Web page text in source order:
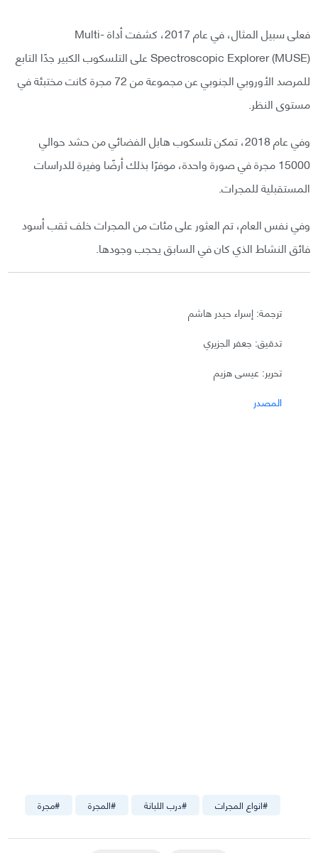
فعلى سبيل المثال، في عام 2017، كشفت أداة Multi-
Spectroscopic Explorer (MUSE) على التلسكوب الكبير جدًا التابع
للمرصد الأوروبي الجنوبي عن مجموعة من 72 مجرة كانت مختبئة في
مستوى النظر.
وفي عام 2018، تمكن تلسكوب هابل الفضائي من حشد حوالي
15000 مجرة في صورة واحدة، موفرًا بذلك أرضًا وفيرة للدراسات
المستقبلية للمجرات.
وفي نفس العام، تم العثور على مئات من المجرات خلف ثقب أسود
فائق النشاط الذي كان في السابق يحجب وجودها.
ترجمة: إسراء حيدر هاشم
تدقيق: جعفر الجزيري
تحرير: عيسى هزيم
المصدر
#مجرة #المجرة #درب اللبانة #انواع المجرات